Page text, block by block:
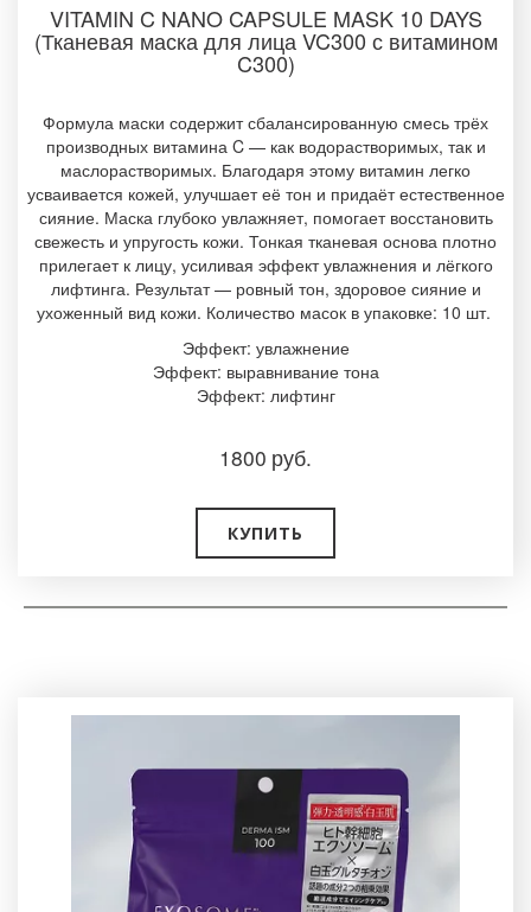
VITAMIN C NANO CAPSULE MASK 10 DAYS
(Тканевая маска для лица VC300 с витамином
C300)
Формула маски содержит сбалансированную смесь трёх
производных витамина C — как водорастворимых, так и
маслорастворимых. Благодаря этому витамин легко
усваивается кожей, улучшает её тон и придаёт естественное
сияние. Маска глубоко увлажняет, помогает восстановить
свежесть и упругость кожи. Тонкая тканевая основа плотно
прилегает к лицу, усиливая эффект увлажнения и лёгкого
лифтинга. Результат — ровный тон, здоровое сияние и
ухоженный вид кожи. Количество масок в упаковке: 10 шт.
Эффект: увлажнение
Эффект: выравнивание тона
Эффект: лифтинг
1800 руб.
КУПИТЬ